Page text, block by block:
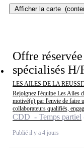
Afficher la carte
Offre
spécialisés H/
LES AILES DE LA
Rejoignez l'équipe Les Ailes
motivé(e) par l'envie de faire
collaborateurs qualifiés,
CDD - Temps partiel
Publié il y a 4 jours